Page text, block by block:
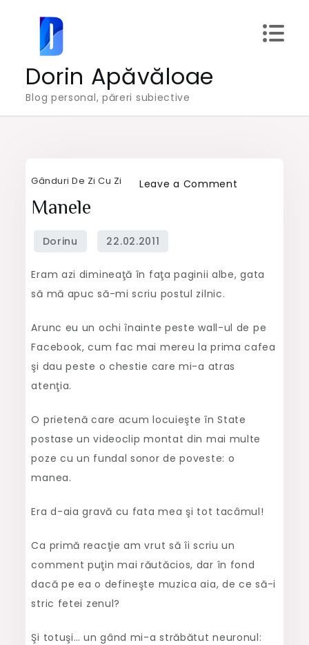
content
Dorin Apăvăloae
Blog personal, păreri subiective
Gânduri De Zi Cu Zi Leave a Comment
Manele
Eram azi dimineaţă în faţa paginii albe, gata
să mă apuc să-mi scriu postul zilnic.
Arunc eu un ochi înainte peste wall-ul de pe
Facebook, cum fac mai mereu la prima cafea
şi dau peste o chestie care mi-a atras
atenţia.
O prietenă care acum locuieşte în State
postase un videoclip montat din mai multe
poze cu un fundal sonor de poveste: o
manea.
Era d-aia gravă cu fata mea şi tot tacâmul!
Ca primă reacţie am vrut să îi scriu un
comment puţin mai răutăcios, dar în fond
dacă pe ea o defineşte muzica aia, de ce să-i
stric fetei zenul?
Şi totuşi… un gând mi-a străbătut neuronul: